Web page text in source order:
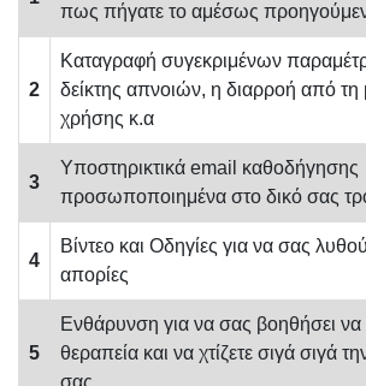
πως πήγατε το αμέσως
2
Καταγραφή συγεκριμένων
δείκτης απνοιών, η διαρροή από
χρήσης κ.α
3
Υποστηρικτικά email καθοδήγησης
προσωποποιημένα στο δικό σας
4
Βίντεο και Οδηγίες για να σας
απορίες
5
Ενθάρυνση για να σας βοηθήσει να
θεραπεία και να χτίζετε σιγά σιγά
σας